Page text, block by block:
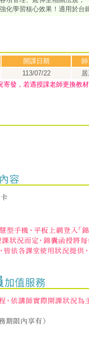
化學習核心效果！適用於台
開課日期 師
113/07/22
發，若遇授課老師更換教